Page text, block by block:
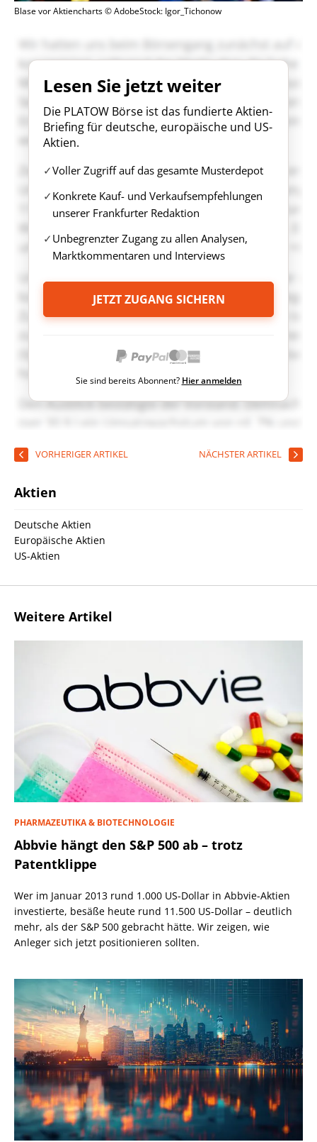
Blase vor Aktiencharts © AdobeStock: Igor_Tichonow
Lesen Sie jetzt weiter
Die PLATOW Börse ist das fundierte Aktien-
Briefing für deutsche, europäische und US-
Aktien.
Voller Zugriff auf das gesamte Musterdepot
Konkrete Kauf- und Verkaufsempfehlungen
unserer Frankfurter Redaktion
Unbegrenzter Zugang zu allen Analysen,
Marktkommentaren und Interviews
JETZT ZUGANG SICHERN
Sie sind bereits Abonnent? Hier anmelden
VORHERIGER ARTIKEL NÄCHSTER ARTIKEL
Aktien
Deutsche Aktien
Europäische Aktien
US-Aktien
Weitere Artikel
PHARMAZEUTIKA & BIOTECHNOLOGIE
Abbvie hängt den S&P 500 ab – trotz
Patentklippe
Wer im Januar 2013 rund 1.000 US-Dollar in Abbvie-Aktien
investierte, besäße heute rund 11.500 US-Dollar – deutlich
mehr, als der S&P 500 gebracht hätte. Wir zeigen, wie
Anleger sich jetzt positionieren sollten.